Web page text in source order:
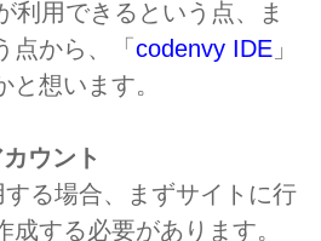
利用できるという点、ま
点から、「 codenvy IDE 」
想います。
ウント
る場合、まずサイトに行
成する必要があります。